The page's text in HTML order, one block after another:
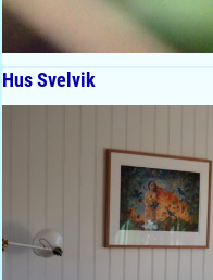
Hus Svelvik